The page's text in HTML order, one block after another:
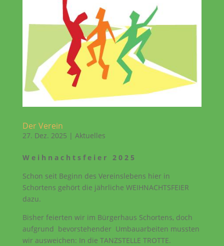
Der Verein
27. Dez. 2025 | Aktuelles
W e i h n a c h t s f e i e r 2 0 2 5
Schon seit Beginn des Vereinslebens hier in
Schortens gehört die jährliche WEIHNACHTSFEIER
dazu.
Bisher feierten wir im Bürgerhaus Schortens, doch
aufgrund bevorstehender Umbauarbeiten mussten
wir ausweichen: In die TANZSTELLE TROTTE.